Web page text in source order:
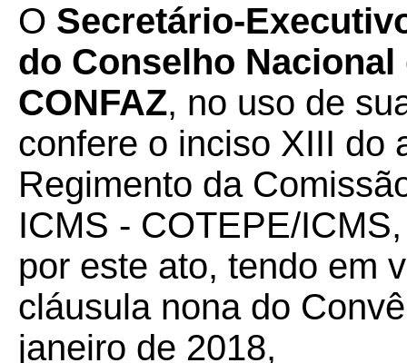
O Secretário-
do Conselho
CONFAZ, no uso de
confere o inciso XIII do
Regimento da
ICMS - COTEPE/
por este ato, tendo em
cláusula nona do
janeiro de 2018,